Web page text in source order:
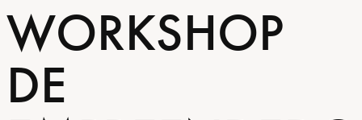
WORKSHOP
DE